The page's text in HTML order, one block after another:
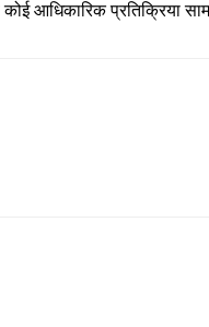
आधिकारिक प्रतिक्रिया